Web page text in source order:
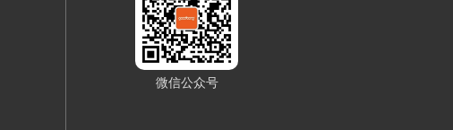
微信公众号